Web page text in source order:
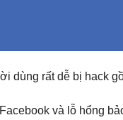
dùng rất dễ bị hack
và lỗ hổng